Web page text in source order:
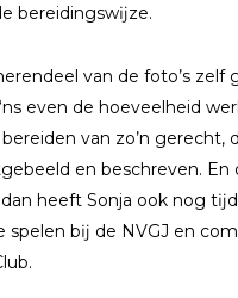
bereidingswĳze.
van de foto’s zelf
even de hoeveelheid
van zo’n gerecht,
en beschreven. En
heeft Sonja ook nog
bĳ de NVGJ en